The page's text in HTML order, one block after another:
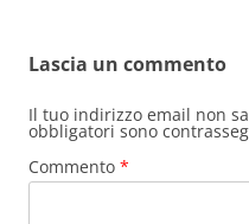
Lascia un commento
Il tuo indirizzo email non
obbligatori sono
Commento *